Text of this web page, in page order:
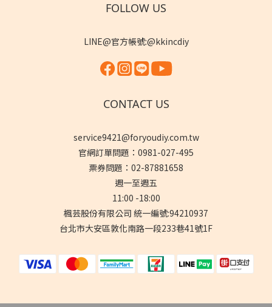
FOLLOW US
LINE@官方帳號:@kkincdiy
CONTACT US
service9421@foryoudiy.com.tw
官網訂單問題：0981-027-495
票券問題：02-87881658
週一至週五
11:00 -18:00
楓芸股份有限公司 統一編號:94210937
台北市大安區敦化南路一段233巷41號1F